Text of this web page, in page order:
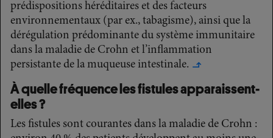
prédispositions héréditaires et des facteurs
environnementaux (par ex., tabagisme), ainsi que la
dérégulation prédominante du système immunitaire
dans la maladie de Crohn et l’inflammation
persistante de la muqueuse intestinale. ↳
À quelle fréquence les fistules apparaissent-
elles ?
Les fistules sont courantes dans la maladie de Crohn :